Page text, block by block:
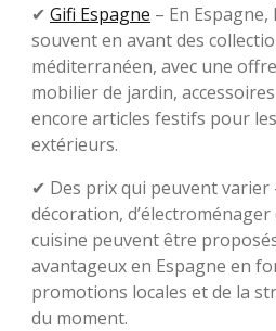
✔ Gifi Espagne – En Espagne,
souvent en avant des
méditerranéen, avec une
mobilier de jardin,
encore articles festifs pour
extérieurs.
✔ Des prix qui peuvent varier
décoration, d’électroménager
cuisine peuvent être
avantageux en Espagne en
promotions locales et de la
du moment.